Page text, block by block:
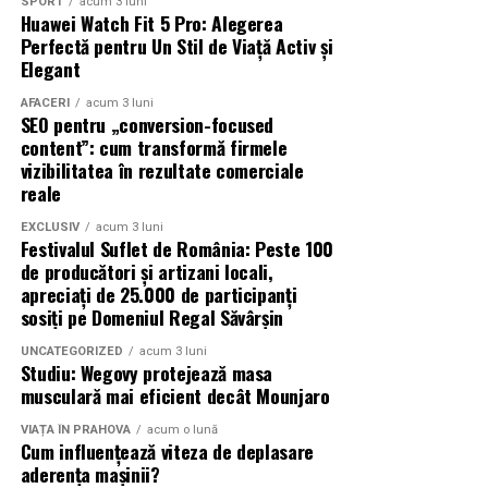
Dacă vrei să prezinți aspectul general al clădirii,
contextul șiprima impresie, randarea exterioară este
de obicei alegerea potrivită. Dacă scopul tău este să
evidențiezi atmosfera, dispunerea, materialele și
experiența utilizatorului din interiorul spațiului,
randarea interioarăeste mai potrivită.
În multe cazuri, cea mai eficientă abordare este să
folosești ambele tipuri, deoarece se
reciproc și oferă o înțelegere completă a proiectului.
Când Randările Exterioare Sunt Mai
Importante
Randările exterioare devin mai importante atunci când
accentul cade pe prezentarea design-ului clădirii, a
fațadei, materialelor și relației cu împrejurimile.
Huawei Watch Fit 5 Pro: Alegerea
Perfectă pentru Un Stil de Viață Activ și
Elegant
AFACERI acum 3 luni
SEO pentru „conversion-focused
content”: cum transformă firmele
vizibilitatea în rezultate comerciale
reale
EXCLUSIV acum 3 luni
Festivalul Suflet de România: Peste 100
de producători și artizani locali,
apreciați de 25.000 de participanți
sosiți pe Domeniul Regal Săvârșin
UNCATEGORIZED acum 3 luni
Studiu: Wegovy protejează masa
musculară mai eficient decât Mounjaro
VIAȚA ÎN PRAHOVA acum o lună
Cum influențează viteza de deplasare
aderența mașinii?